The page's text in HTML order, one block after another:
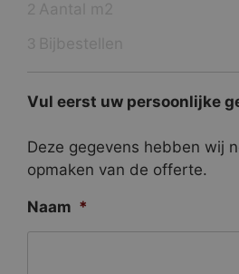
Vul eerst uw persoonlijke
Deze gegevens hebben wij
opmaken van de offerte.
Naam *